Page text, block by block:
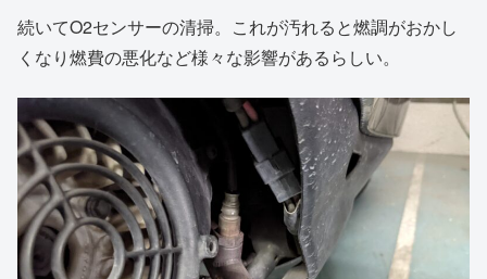
続いてO2センサーの清掃。これが汚れると燃調がおかし
くなり燃費の悪化など様々な影響があるらしい。